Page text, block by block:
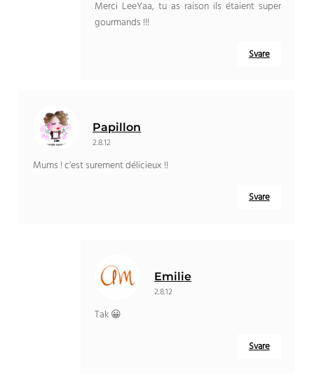
Merci LeeYaa,tu as raison ils étaient super
gourmands !!!
Svare
Papillon
2.8.12
Mums !c’est surement délicieux !!
Svare
Emilie
2.8.12
Tak 😀
Svare